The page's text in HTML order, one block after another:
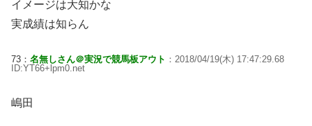
イメージは大知かな
実成績は知らん
73： 名無しさん＠実況で競馬板アウト ：2018/04/19(木) 17:47:29.68
ID:YT66+lpm0.net
嶋田